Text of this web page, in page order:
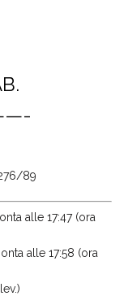
89
alle 17:47 (ora
alle 17:58 (ora